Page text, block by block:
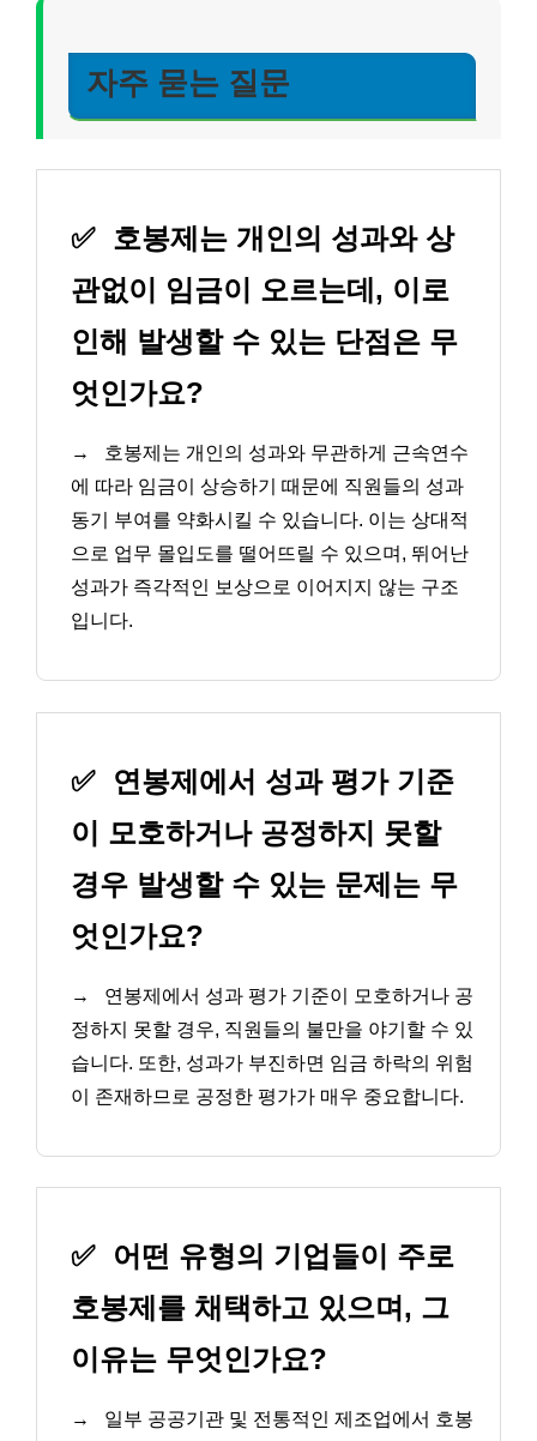
자주 묻는 질문
✅ 호봉제는 개인의 성과와 상
관없이 임금이 오르는데, 이로
인해 발생할 수 있는 단점은 무
엇인가요?
→
호봉제는 개인의 성과와 무관하게 근속연수
에 따라 임금이 상승하기 때문에 직원들의 성과
동기 부여를 약화시킬 수 있습니다. 이는 상대적
으로 업무 몰입도를 떨어뜨릴 수 있으며, 뛰어난
성과가 즉각적인 보상으로 이어지지 않는 구조
입니다.
✅
연봉제에서 성과 평가 기준
이 모호하거나 공정하지 못할
경우 발생할 수 있는 문제는 무
엇인가요?
→
연봉제에서 성과 평가 기준이 모호하거나 공
정하지 못할 경우, 직원들의 불만을 야기할 수 있
습니다. 또한, 성과가 부진하면 임금 하락의 위험
이 존재하므로 공정한 평가가 매우 중요합니다.
✅
어떤 유형의 기업들이 주로
호봉제를 채택하고 있으며, 그
이유는 무엇인가요?
→
일부 공공기관 및 전통적인 제조업에서 호봉